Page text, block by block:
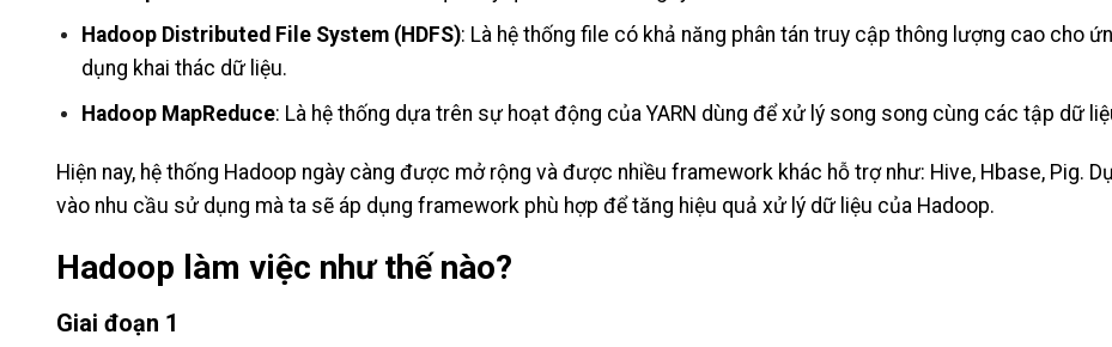
Hadoop Distributed File System (HDFS): Là hệ thống file có khả năng phân tán truy cập thông lượng cao cho
dụng khai thác dữ liệu.
Hadoop MapReduce: Là hệ thống dựa trên sự hoạt động của YARN dùng để xử lý song song cùng các tập dữ
Hiện nay, hệ thống Hadoop ngày càng được mở rộng và được nhiều framework khác hỗ trợ như: Hive, Hbase, Pig.
vào nhu cầu sử dụng mà ta sẽ áp dụng framework phù hợp để tăng hiệu quả xử lý dữ liệu của Hadoop.
Hadoop làm việc như thế nào?
Giai đoạn 1